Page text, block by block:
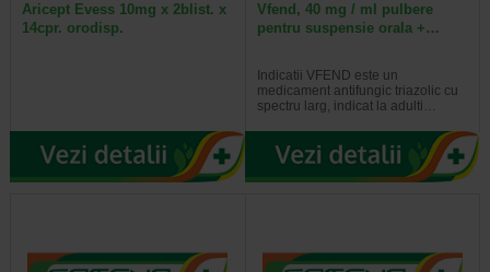
Aricept Evess 10mg x 2blist. x
14cpr. orodisp.
Vfend, 40 mg / ml pulbere
pentru suspensie orala +…
Indicatii VFEND este un
medicament antifungic triazolic cu
spectru larg, indicat la adulti…